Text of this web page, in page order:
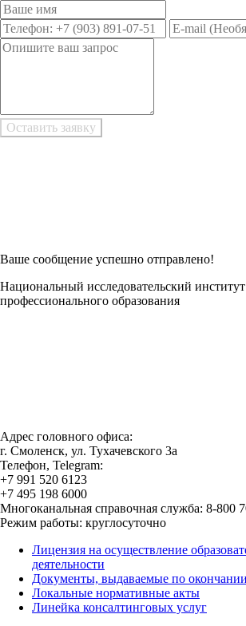
Ваше сообщение успешно отправлено!
Национальный исследовательский
профессионального образования
Адрес головного офиса:
г. Смоленск, ул. Тухачевского 3а
Телефон, Telegram:
+7 991 520 6123
+7 495 198 6000
Многоканальная справочная служба: 8-800
Режим работы: круглосуточно
Лицензия на осуществление
деятельности
Документы, выдаваемые по
Локальные нормативные акты
Линейка консалтинговых услуг